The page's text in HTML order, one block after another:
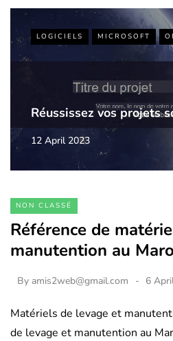
LOGICIELS MICROSOFT
Réussissez vos projets
12 April 2023
NON CLASSÉ
Référence de
manutention au
By amis2web@gmail.com 6
Matériels de levage et
de levage et manutention au